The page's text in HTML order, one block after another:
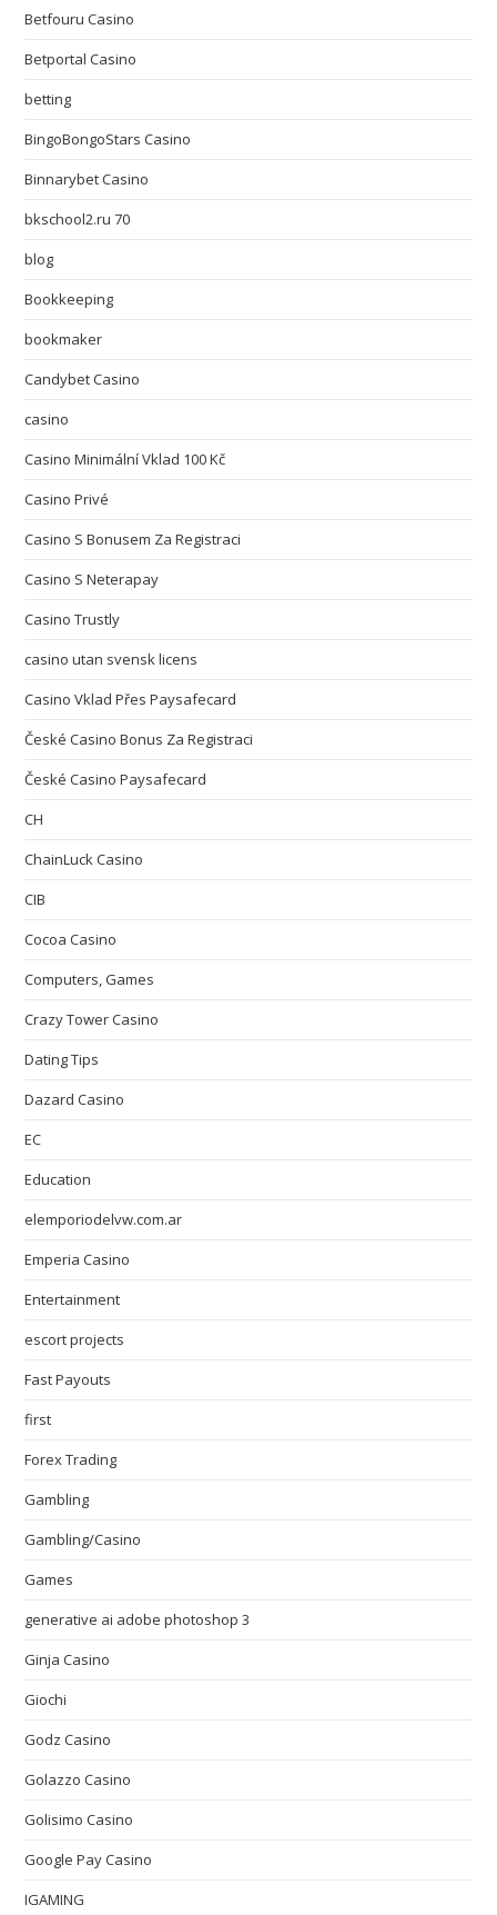
Betfouru Casino
Betportal Casino
betting
BingoBongoStars Casino
Binnarybet Casino
bkschool2.ru 70
blog
Bookkeeping
bookmaker
Candybet Casino
casino
Casino Minimální Vklad 100 Kč
Casino Privé
Casino S Bonusem Za Registraci
Casino S Neterapay
Casino Trustly
casino utan svensk licens
Casino Vklad Přes Paysafecard
České Casino Bonus Za Registraci
České Casino Paysafecard
CH
ChainLuck Casino
CIB
Cocoa Casino
Computers, Games
Crazy Tower Сasino
Dating Tips
Dazard Casino
EC
Education
elemporiodelvw.com.ar
Emperia Casino
Entertainment
escort projects
Fast Payouts
first
Forex Trading
Gambling
Gambling/Casino
Games
generative ai adobe photoshop 3
Ginja Casino
Giochi
Godz Casino
Golazzo Casino
Golisimo Casino
Google Pay Casino
IGAMING